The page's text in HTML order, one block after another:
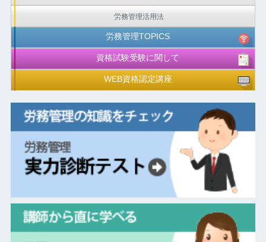
労務管理活用法
労務管理TOPICS
資格試験受験に関して
WEB資格認定講座